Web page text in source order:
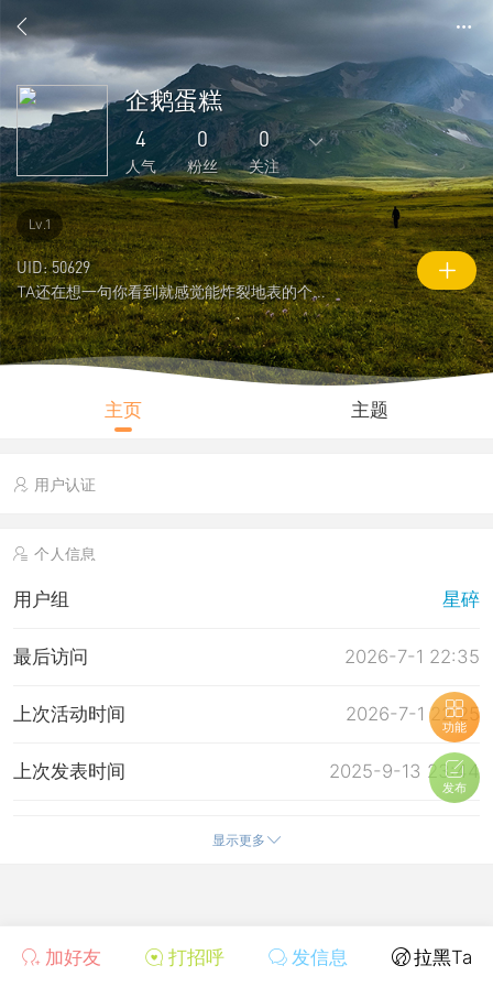
加好友 打招呼 发信息 拉黑Ta
企鹅蛋糕
4
人气
0
粉丝
0
关注
0
主题
12
回复
1
好友
0
粉丝
0
关注
0
说说
4
人气
218
积分
Lv.1
UID: 50629
TA还在想一句你看到就感觉能炸裂地表的个性签名
主页 主题
用户认证
个人信息
用户组 星碎
2026-7-1 22:35
最后访问
2026-7-1 22:25
上次活动时间
2025-9-13 23:44
上次发表时间
显示更多
功能
发布